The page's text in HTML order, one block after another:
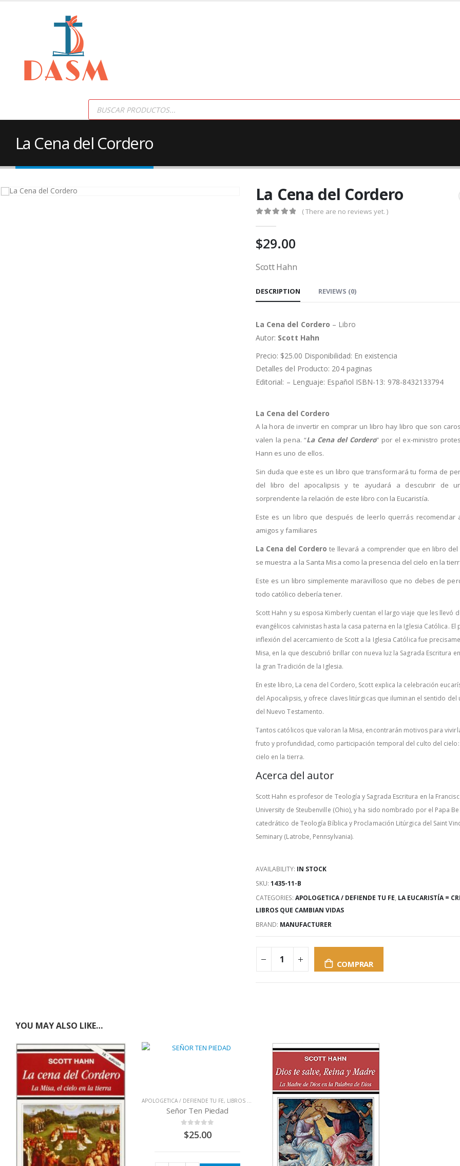
Products
search
La Cena del Cordero
La Cena del Cordero
( There are no reviews yet. )
$29.00
Scott Hahn
DESCRIPTION REVIEWS (0)
La Cena del Cordero – Libro
Autor: Scott Hahn
Precio: $25.00 Disponibilidad: En existencia
Detalles del Producto: 204 paginas
Editorial: – Lenguaje: Español ISBN-13: 978-8432133794
La Cena del Cordero
A la hora de invertir en comprar un libro hay libro que son
valen la pena. “La Cena del Cordero” por el ex-ministro
Hann es uno de ellos.
Sin duda que este es un libro que transformará tu forma de
del libro del apocalipsis y te ayudará a descubrir de
sorprendente la relación de este libro con la Eucaristía.
Este es un libro que después de leerlo querrás recomendar
amigos y familiares
La Cena del Cordero te llevará a comprender que en libro del
se muestra a la Santa Misa como la presencia del cielo en la
Este es un libro simplemente maravilloso que no debes de
todo católico debería tener.
Scott Hahn y su esposa Kimberly cuentan el largo viaje que les llevó
evangélicos calvinistas hasta la casa paterna en la Iglesia Católica. El
inflexión del acercamiento de Scott a la Iglesia Católica fue
Misa, en la que descubrió brillar con nueva luz la Sagrada Escritura
la gran Tradición de la Iglesia.
En este libro, La cena del Cordero, Scott explica la celebración
del Apocalipsis, y ofrece claves litúrgicas que iluminan el sentido
del Nuevo Testamento.
Tantos católicos que valoran la Misa, encontrarán motivos para
fruto y profundidad, como participación temporal del culto del cielo:
cielo en la tierra.
Acerca del autor
Scott Hahn es profesor de Teología y Sagrada Escritura en la
University de Steubenville (Ohio), y ha sido nombrado por el Papa
catedrático de Teología Bíblica y Proclamación Litúrgica del Saint
Seminary (Latrobe, Pennsylvania).
AVAILABILITY: IN STOCK
SKU: 1435-11-B
CATEGORIES: APOLOGETICA / DEFIENDE TU FE, LA EUCARISTÍA =
LIBROS QUE CAMBIAN VIDAS
BRAND: MANUFACTURER
COMPRAR
YOU MAY ALSO LIKE…
APOLOGETICA / DEFIENDE TU FE, LIBROS QUE CAMBIAN VIDAS ,TEOLOGÍA
Señor Ten Piedad
out of 5
$25.00